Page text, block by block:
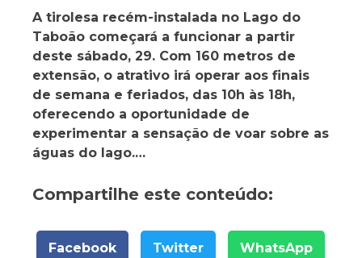
A tirolesa recém-instalada no Lago do
Taboão começará a funcionar a partir
deste sábado, 29. Com 160 metros de
extensão, o atrativo irá operar aos finais
de semana e feriados, das 10h às 18h,
oferecendo a oportunidade de
experimentar a sensação de voar sobre as
águas do lago.…
Compartilhe este conteúdo:
Facebook Twitter WhatsApp